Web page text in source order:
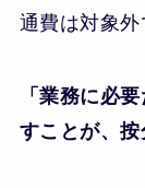
通費は対象外
「業務に必
すことが、